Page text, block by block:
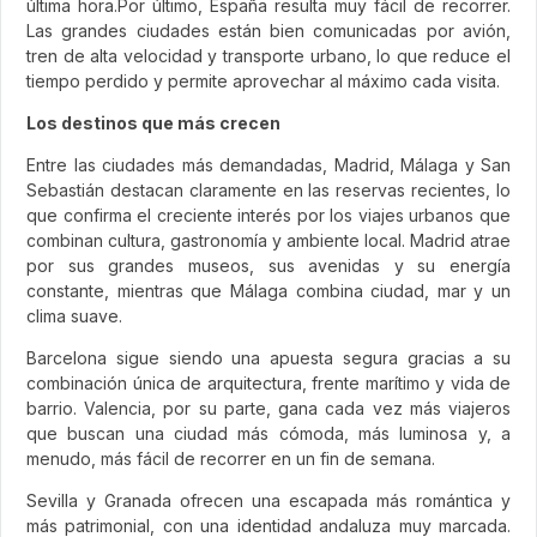
última hora.Por último, España resulta muy fácil de recorrer.
Las grandes ciudades están bien comunicadas por avión,
tren de alta velocidad y transporte urbano, lo que reduce el
tiempo perdido y permite aprovechar al máximo cada visita.
Los destinos que más crecen
Entre las ciudades más demandadas, Madrid, Málaga y San
Sebastián destacan claramente en las reservas recientes, lo
que confirma el creciente interés por los viajes urbanos que
combinan cultura, gastronomía y ambiente local. Madrid atrae
por sus grandes museos, sus avenidas y su energía
constante, mientras que Málaga combina ciudad, mar y un
clima suave.
Barcelona sigue siendo una apuesta segura gracias a su
combinación única de arquitectura, frente marítimo y vida de
barrio. Valencia, por su parte, gana cada vez más viajeros
que buscan una ciudad más cómoda, más luminosa y, a
menudo, más fácil de recorrer en un fin de semana.
Sevilla y Granada ofrecen una escapada más romántica y
más patrimonial, con una identidad andaluza muy marcada.